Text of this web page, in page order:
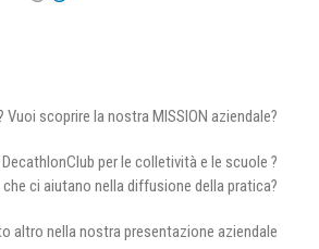
scoprire la nostra MISSION aziendale?
per le colletività e le scuole ?
ci aiutano nella diffusione della pratica?
altro nella nostra presentazione aziendale